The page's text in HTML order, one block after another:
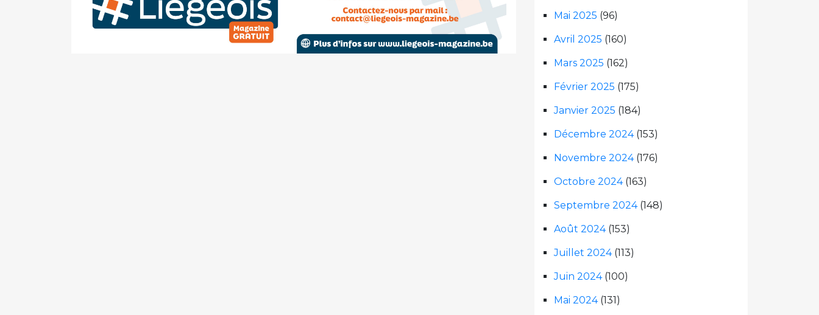
Mai 2025 (96)
Avril 2025 (160)
Mars 2025 (162)
Février 2025 (175)
Janvier 2025 (184)
Décembre 2024(153)
Novembre 2024(176)
Octobre 2024(163)
Septembre 2024(148)
Août 2024(153)
Juillet 2024(113)
Juin 2024(100)
Mai 2024(131)